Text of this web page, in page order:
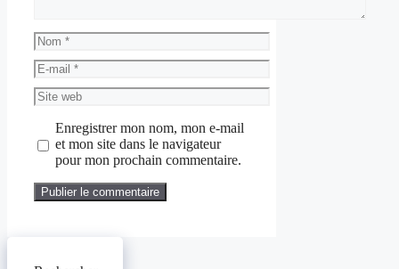
Nom
E-
mail
Site
web
Enregistrer mon nom, mon e-mail
et mon site dans le navigateur
pour mon prochain commentaire.